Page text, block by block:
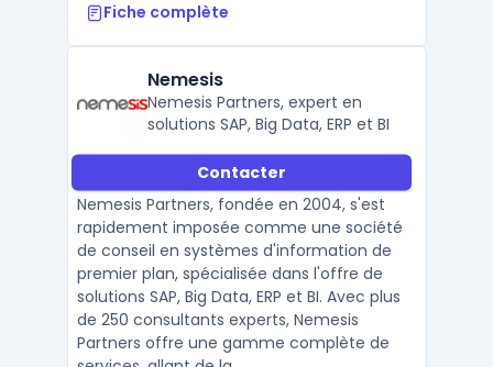
Fiche complète
Nemesis
Nemesis Partners, expert en
solutions SAP, Big Data, ERP et BI
Contacter
Nemesis Partners, fondée en 2004, s'est
rapidement imposée comme une société
de conseil en systèmes d'information de
premier plan, spécialisée dans l'offre de
solutions SAP, Big Data, ERP et BI. Avec plus
de 250 consultants experts, Nemesis
Partners offre une gamme complète de